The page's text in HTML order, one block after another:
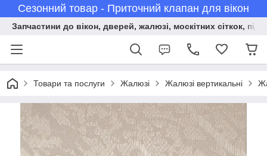
Сезонний товар - Приточний клапан для вікон
Запчастини до вікон, дверей, жалюзі, москітних сіткок,
Товари та послуги Жалюзі Жалюзі вертикальні